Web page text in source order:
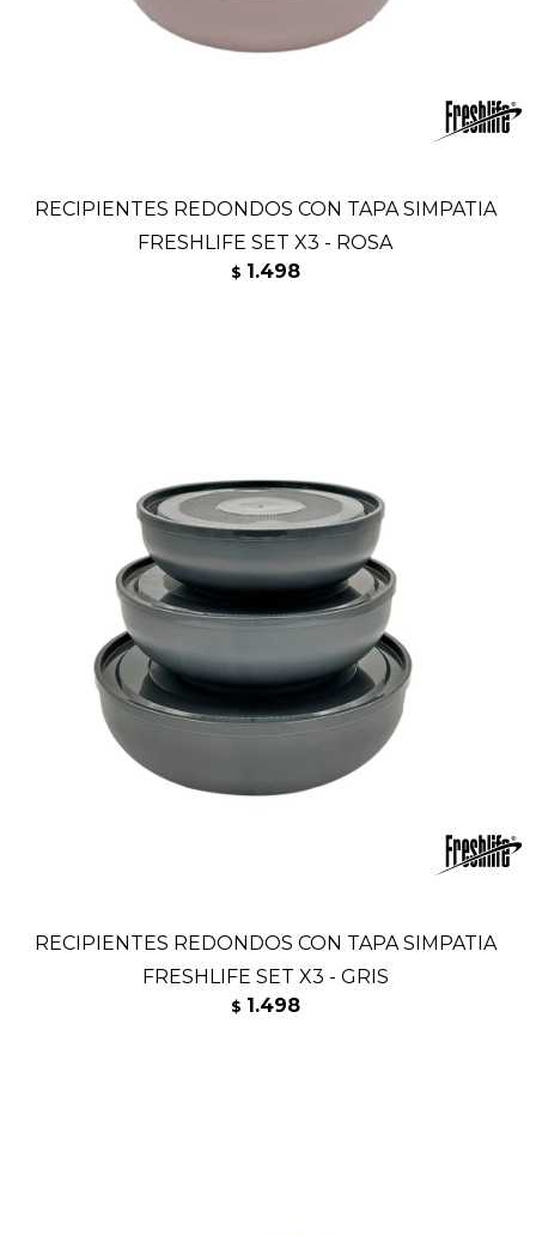
RECIPIENTES REDONDOS CON TAPA SIMPATIA
FRESHLIFE SET X3 - ROSA
$ 1.498
RECIPIENTES REDONDOS CON TAPA SIMPATIA
FRESHLIFE SET X3 - GRIS
$ 1.498